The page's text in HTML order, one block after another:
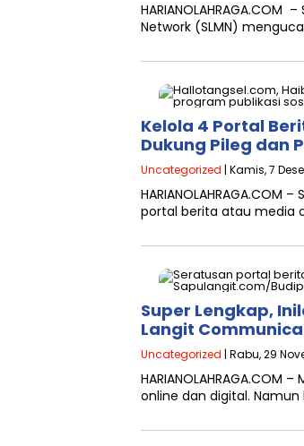
Network (SLMN)
Kelola 4 Portal
Dukung Pileg dan
Uncategorized | Kamis, 7
portal berita atau media
Super Lengkap,
Langit
Uncategorized | Rabu, 29
online dan digital.